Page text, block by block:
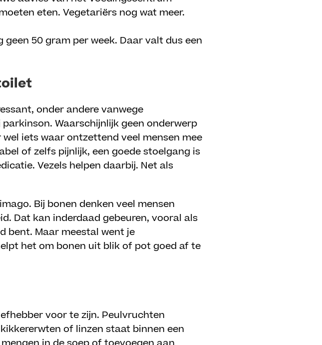
eten. Vegetariërs nog wat meer.
50 gram per week. Daar valt dus een
onder andere vanwege
Waarschijnlijk geen onderwerp
iets waar ontzettend veel mensen mee
of zelfs pijnlijk, een goede stoelgang is
Vezels helpen daarbij. Net als
Bij bonen denken veel mensen
Dat kan inderdaad gebeuren, vooral als
bent. Maar meestal went je
het om bonen uit blik of pot goed af te
voor te zijn. Peulvruchten
of linzen staat binnen een